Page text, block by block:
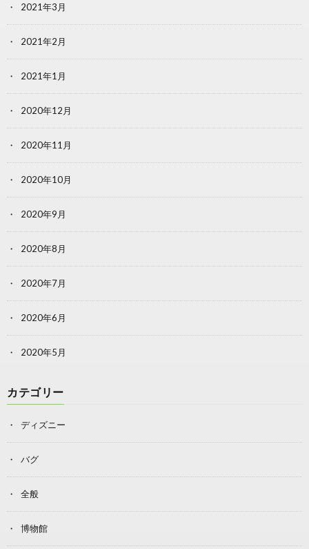
2021年3月
2021年2月
2021年1月
2020年12月
2020年11月
2020年10月
2020年9月
2020年8月
2020年7月
2020年6月
2020年5月
カテゴリー
ディズニー
バグ
全般
博物館